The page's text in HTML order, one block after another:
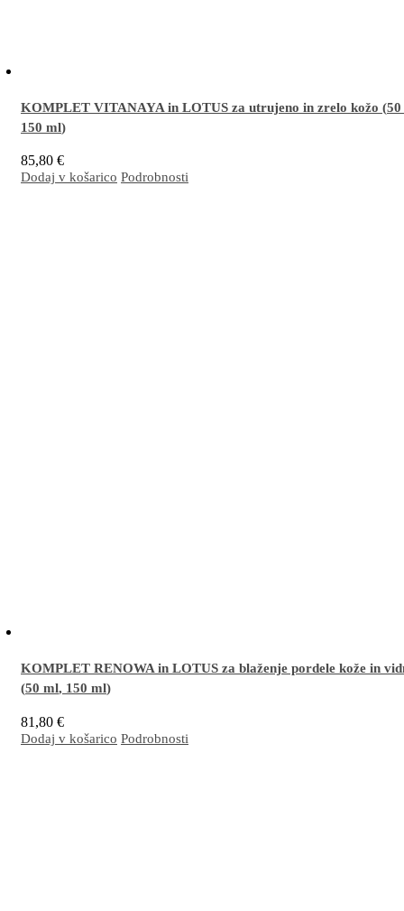
KOMPLET VITANAYA in LOTUS za utrujeno in zrelo kožo (
150 ml)
85,80 €
Dodaj v košarico Podrobnosti
KOMPLET RENOWA in LOTUS za blaženje pordele kože in
(50 ml, 150 ml)
81,80 €
Odlična kombinacija za intenzivno dnevno in nočno nego pordele kože in/ali kože z
Dodaj v košarico Podrobnosti